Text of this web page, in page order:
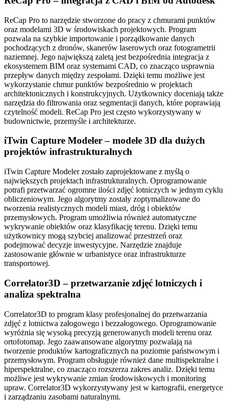
ReCap Pro to narzędzie stworzone do pracy z chmurami punktów
oraz modelami 3D w środowiskach projektowych. Program
pozwala na szybkie importowanie i porządkowanie danych
pochodzących z dronów, skanerów laserowych oraz fotogrametrii
naziemnej. Jego największą zaletą jest bezpośrednia integracja z
ekosystemem BIM oraz systemami CAD, co znacząco usprawnia
przepływ danych między zespołami. Dzięki temu możliwe jest
wykorzystanie chmur punktów bezpośrednio w projektach
architektonicznych i konstrukcyjnych. Użytkownicy doceniają także
narzędzia do filtrowania oraz segmentacji danych, które poprawiają
czytelność modeli. ReCap Pro jest często wykorzystywany w
budownictwie, przemyśle i architekturze.
iTwin Capture Modeler – modele 3D dla dużych
projektów infrastrukturalnych
iTwin Capture Modeler zostało zaprojektowane z myślą o
największych projektach infrastrukturalnych. Oprogramowanie
potrafi przetwarzać ogromne ilości zdjęć lotniczych w jednym cyklu
obliczeniowym. Jego algorytmy zostały zoptymalizowane do
tworzenia realistycznych modeli miast, dróg i obiektów
przemysłowych. Program umożliwia również automatyczne
wykrywanie obiektów oraz klasyfikację terenu. Dzięki temu
użytkownicy mogą szybciej analizować przestrzeń oraz
podejmować decyzje inwestycyjne. Narzędzie znajduje
zastosowanie głównie w urbanistyce oraz infrastrukturze
transportowej.
Correlator3D – przetwarzanie zdjęć lotniczych i
analiza spektralna
Correlator3D to program klasy profesjonalnej do przetwarzania
zdjęć z lotnictwa załogowego i bezzałogowego. Oprogramowanie
wyróżnia się wysoką precyzją generowanych modeli terenu oraz
ortofotomap. Jego zaawansowane algorytmy pozwalają na
tworzenie produktów kartograficznych na poziomie państwowym i
przemysłowym. Program obsługuje również dane multispektralne i
hiperspektralne, co znacząco rozszerza zakres analiz. Dzięki temu
możliwe jest wykrywanie zmian środowiskowych i monitoring
upraw. Correlator3D wykorzystywany jest w kartografii, energetyce
i zarządzaniu zasobami naturalnymi.